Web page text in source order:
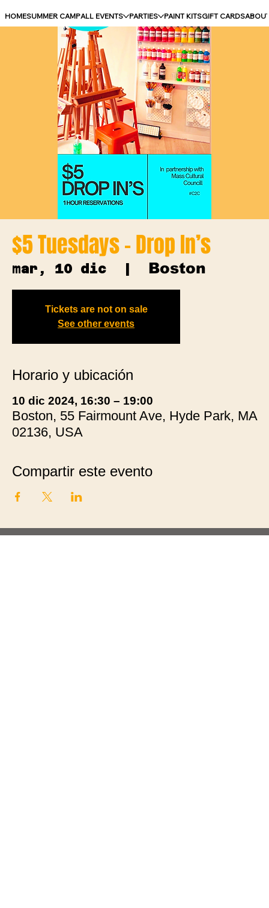
HOMESUMMER CAMPALL EVENTS PARTIES PAINT KITSGIFT CARDS
$5 Tuesdays - Drop In’s
mar, 10 dic
  |
Boston
Tickets are not on sale
See other events
Horario y ubicación
10 dic 2024, 16:30 – 19:00
Boston, 55 Fairmount Ave, Hyde Park, MA
02136, USA
Compartir este evento